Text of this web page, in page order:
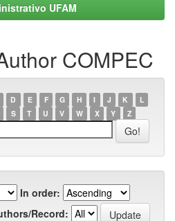
UFAM
COMPEC
D E F G H I J K
L
S T U V W X Y Z
In order:
Record: